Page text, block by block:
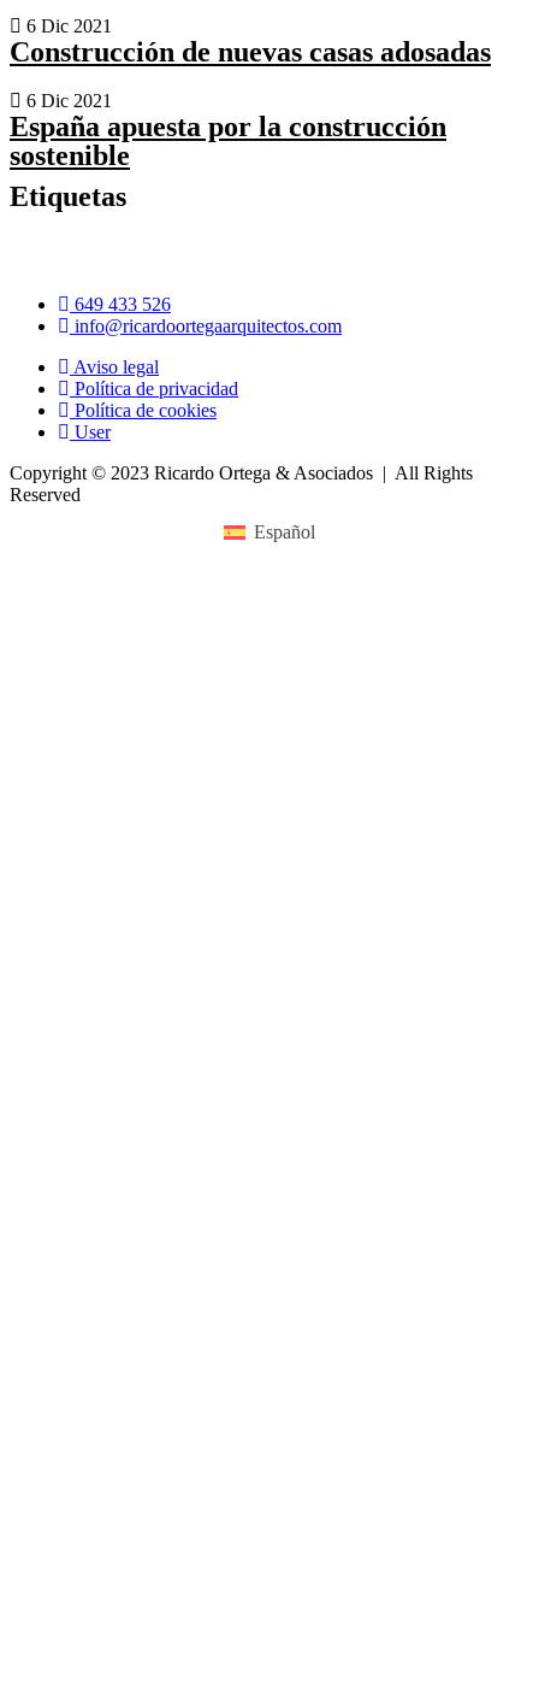
6 Dic 2021
Construcción de nuevas casas adosadas
6 Dic 2021
España apuesta por la construcción
sostenible
Etiquetas
649 433 526
info@ricardoortegaarquitectos.com
Aviso legal
Política de privacidad
Política de cookies
User
Copyright © 2023 Ricardo Ortega & Asociados | All Rights
Reserved
Español